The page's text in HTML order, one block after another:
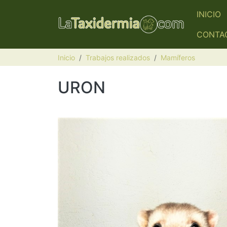
INICIO
Inicio Trabajos realizados Mamíferos
URON